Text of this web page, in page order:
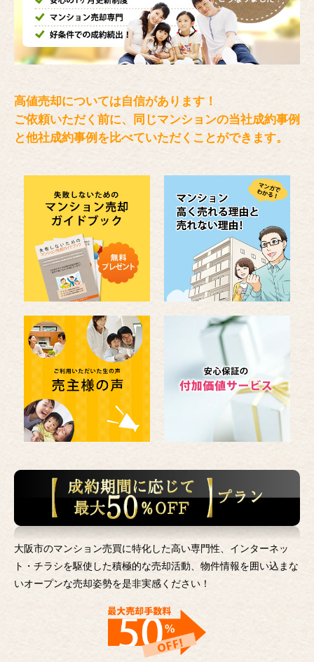
高値売却については自信があります！
ご依頼いただく前に、同じマンションの当社成約事例
と他社成約事例を比べていただくことができます。
大阪市のマンション売買に特化した高い専門性、インターネッ
ト・チラシを駆使した積極的な売却活動、 物件情報を囲い込まな
いオープンな売却姿勢を是非実感ください！